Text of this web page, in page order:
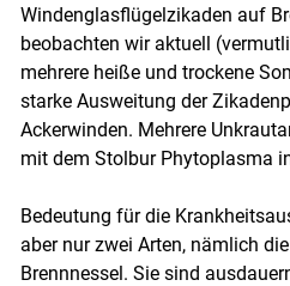
Windenglasflügelzikaden auf
beobachten wir aktuell
mehrere heiße und trockene
starke Ausweitung der
Ackerwinden. Mehrere
mit dem Stolbur Phytoplasma
Bedeutung für die
aber nur zwei Arten, nämlich
Brennnessel. Sie sind